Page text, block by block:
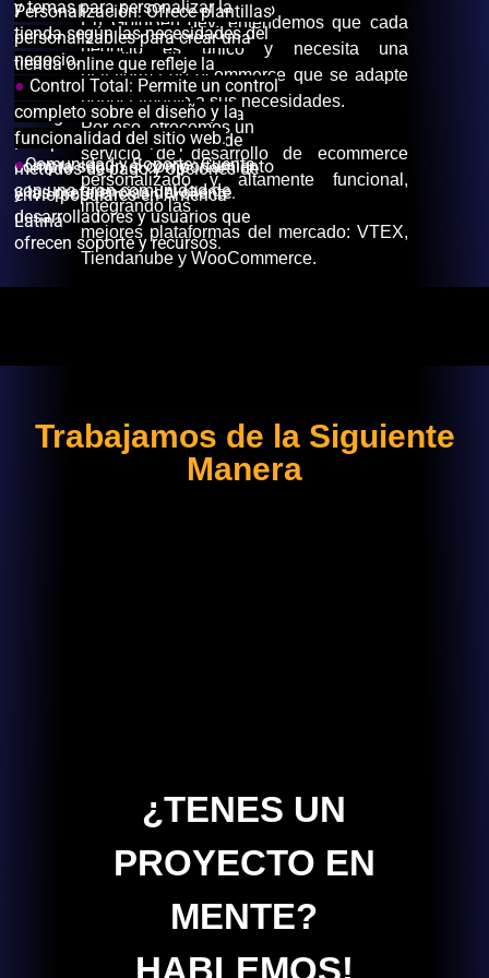
En GoldBen dev, entendemos que cada
negocio es único y necesita una
plataforma de ecommerce que se adapte
perfectamente a sus necesidades.
Por eso, ofrecemos un
servicio de desarrollo de ecommerce
personalizado y altamente funcional,
integrando las
mejores plataformas del mercado: VTEX,
Tiendanube y WooCommerce.
través de múltiples canales, como
tiendas online, físicas y
marketplaces.
● Personalización: Ofrece
herramientas avanzadas para
personalizar la experiencia de
compra según el comportamiento
y las preferencias del cliente.
Personalización: Ofrece plantillas
personalizables para crear una
tienda online que refleje la
identidad de la marca.
●Integraciones Locales:
Compatible con múltiples
métodos de pago y opciones de
envío populares en América
Latina
y temas para personalizar la
tienda según las necesidades del
negocio.
● Control Total: Permite un control
completo sobre el diseño y la
funcionalidad del sitio web.
●Comunidad y Soporte: Cuenta
con una gran comunidad de
desarrolladores y usuarios que
ofrecen soporte y recursos.
Trabajamos de la Siguiente
Manera
¿TENES UN
PROYECTO EN
MENTE?